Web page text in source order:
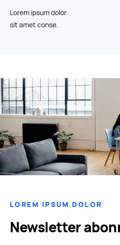
Lorem ipsum dolor
sit amet conse.
LOREM IPSUM DOLOR
Newsletter